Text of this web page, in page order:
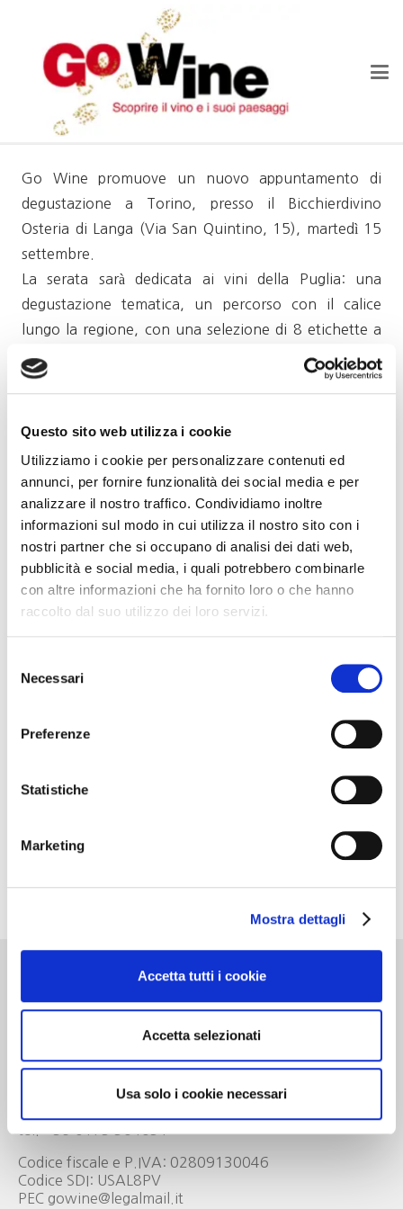
Questo sito web utilizza i cookie
Utilizziamo i cookie per personalizzare contenuti ed
annunci, per fornire funzionalità dei social media e per
analizzare il nostro traffico. Condividiamo inoltre
informazioni sul modo in cui utilizza il nostro sito con i
nostri partner che si occupano di analisi dei dati web,
pubblicità e social media, i quali potrebbero combinarle
con altre informazioni che ha fornito loro o che hanno
raccolto dal suo utilizzo dei loro servizi.
delNecessari
Preferenze
Statistiche
Marketing
Mostra dettagli
Accetta tutti i cookie
Accetta selezionati
Usa solo i cookie necessari
Go Wine promuove un nuovo appuntamento di
degustazione a Torino, presso il Bicchierdivino
Osteria di Langa (Via San Quintino, 15), martedì 15
settembre.
La serata sarà dedicata ai vini della Puglia: una
degustazione tematica, un percorso con il calice
lungo la regione, con una selezione di 8 etichette a
Ai vini sarà abbinato un piatto composto da
podolico ai ferri.
dal locale:risotto con cozze e patate (Tiella)€ 9
per gli ospiti.
igienizzanti per le mani, le coppie che partecipano
formare gruppi di amici a tavola, sempre con il
I posti sono numerati ed è necessario prenotare entro
al numero di telefono 0173 364631.
Go Wine
Associazione Go Wine
Codice fiscale e P.IVA: 02809130046
Codice SDI: USAL8PV
PEC gowine@legalmail.it